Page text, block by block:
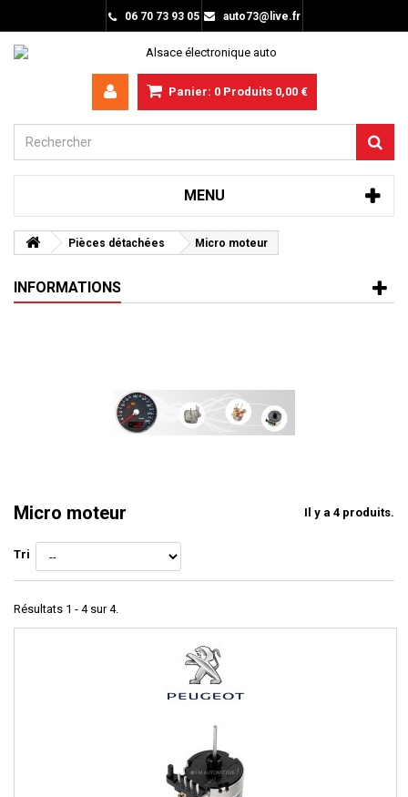
06 70 73 93 05 auto73@live.fr
Panier: 0 Produits 0,00 €
MENU
Pièces détachées Micro moteur
INFORMATIONS
Micro moteur Il y a 4 produits.
Tri
Résultats 1 - 4 sur 4.